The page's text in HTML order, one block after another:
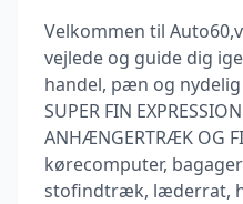
Velkommen til
vejlede og guide dig
handel, pæn og
SUPER FIN
ANHÆNGERTRÆK OG
kørecomputer,
stofindtræk, læderrat,